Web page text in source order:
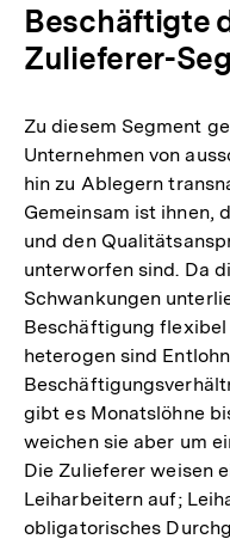
Beschäftigte
Zulieferer-
Zu diesem Segment
Unternehmen von
hin zu Ablegern
Gemeinsam ist ihnen,
und den
unterworfen sind. Da
Schwankungen
Beschäftigung flexibel
heterogen sind
gibt es Monatslöhne
weichen sie aber um
Die Zulieferer weisen
Leiharbeitern auf;
obligatorisches